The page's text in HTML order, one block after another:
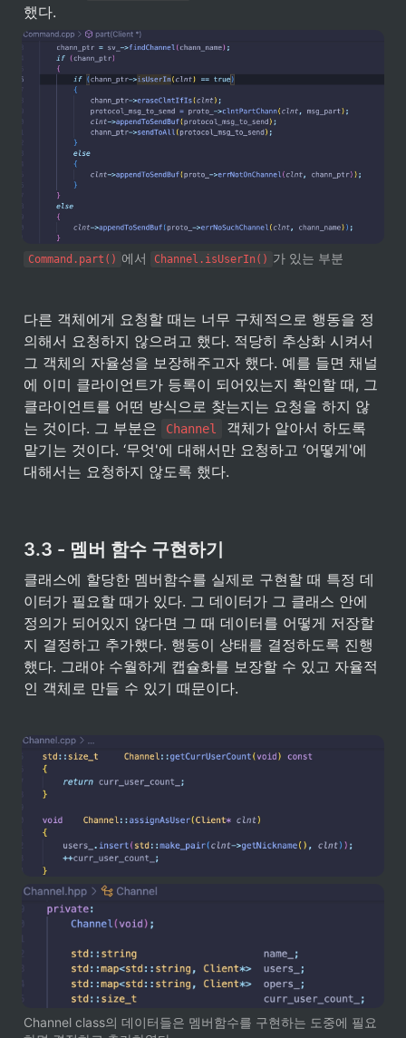
했다.
Command.part() 에서 Channel.isUserIn() 가 있는 부분
다른 객체에게 요청할 때는 너무 구체적으로 행동을 정
의해서 요청하지 않으려고 했다. 적당히 추상화 시켜서
그 객체의 자율성을 보장해주고자 했다. 예를 들면 채널
에 이미 클라이언트가 등록이 되어있는지 확인할 때, 그
클라이언트를 어떤 방식으로 찾는지는 요청을 하지 않
는 것이다. 그 부분은
Channel
객체가 알아서 하도록
맡기는 것이다. ‘무엇'에 대해서만 요청하고 ‘어떻게'에
대해서는 요청하지 않도록 했다.
3.3 - 멤버 함수 구현하기
클래스에 할당한 멤버함수를 실제로 구현할 때 특정 데
이터가 필요할 때가 있다. 그 데이터가 그 클래스 안에
정의가 되어있지 않다면 그 때 데이터를 어떻게 저장할
지 결정하고 추가했다. 행동이 상태를 결정하도록 진행
했다. 그래야 수월하게 캡슐화를 보장할 수 있고 자율적
인 객체로 만들 수 있기 때문이다.
Channel class의 데이터들은 멤버함수를 구현하는 도중에 필요